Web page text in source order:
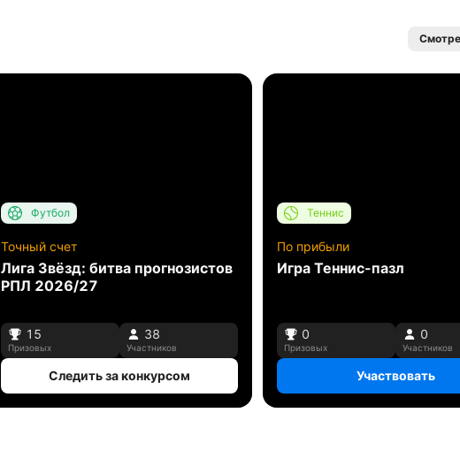
Футбол
Точный счет
Лига Звёзд: битва прогнозистов
РПЛ 2026/27
15
Призовых
38
Участников
Следить за конкурсом
Теннис
По прибыли
Игра Теннис-пазл
0
Призовых
0
Участников
Участвовать